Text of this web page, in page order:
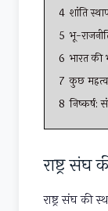
4 शांति
5 भू-
6 भारत की
7 कुछ
8 निष्कर्ष:
राष्ट्र संघ
राष्ट्र संघ की